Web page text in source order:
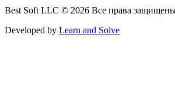
Best Soft LLC © 2026 Все права
Developed by Learn and Solve